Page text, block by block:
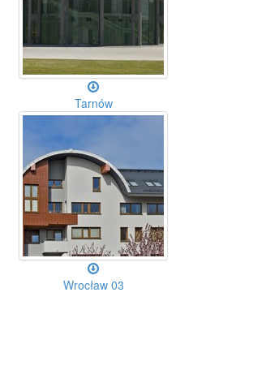
Tarnów
Wrocław 03